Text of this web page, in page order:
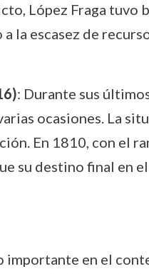
López Fraga tuvo
la escasez de
: Durante sus
ocasiones. La
En 1810, con el
su destino final en
importante en el